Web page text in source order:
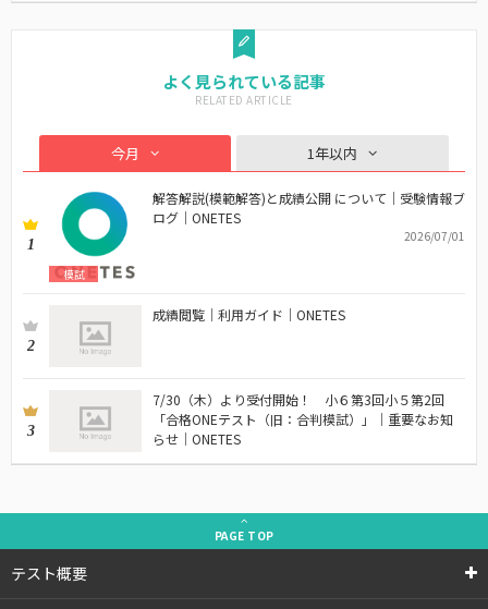
よく見られている記事
今月 1年以内
1
模試
解答解説(模範解答)と成績公開 について｜受験情報ブ
ログ｜ONETES
2026/07/01
2
成績閲覧｜利用ガイド｜ONETES
3
7/30（木）より受付開始！ 小６第3回小５第2回
「合格ONEテスト（旧：合判模試）」｜重要なお知
らせ｜ONETES
PAGE TOP
テスト概要